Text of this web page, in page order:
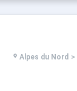
Alpes du Nord >